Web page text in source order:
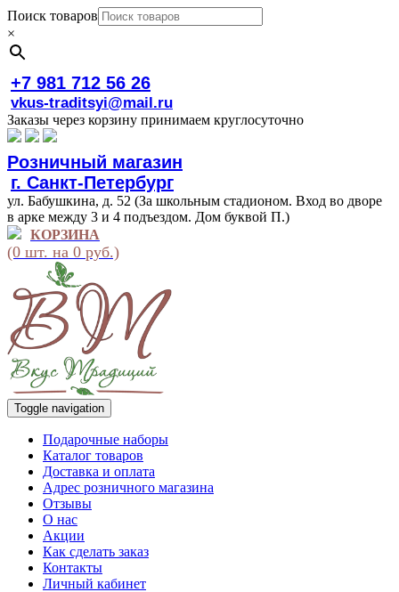
Поиск товаров
×
+7 981 712 56 26
vkus-traditsyi@mail.ru
Заказы через корзину принимаем круглосуточно
Розничный магазин
г. Санкт-Петербург
ул. Бабушкина, д. 52 (За школьным стадионом. Вход во дворе
в арке между 3 и 4 подъездом. Дом буквой П.)
КОРЗИНА
(0 шт. на 0 руб.)
Toggle navigation
Подарочные наборы
Каталог товаров
Доставка и оплата
Адрес розничного магазина
Отзывы
О нас
Акции
Как сделать заказ
Контакты
Личный кабинет